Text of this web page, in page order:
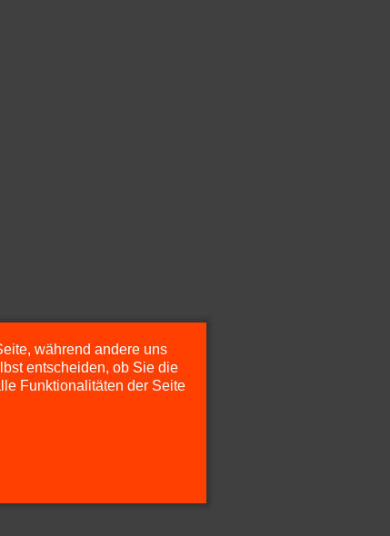
während andere uns
entscheiden, ob Sie die
Funktionalitäten der Seite